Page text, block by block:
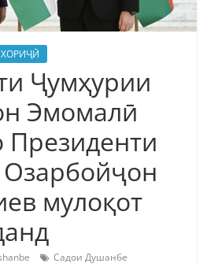
Ҷумҳурии
Эмомалӣ
Президенти
мулоқот
Садои Душанбе